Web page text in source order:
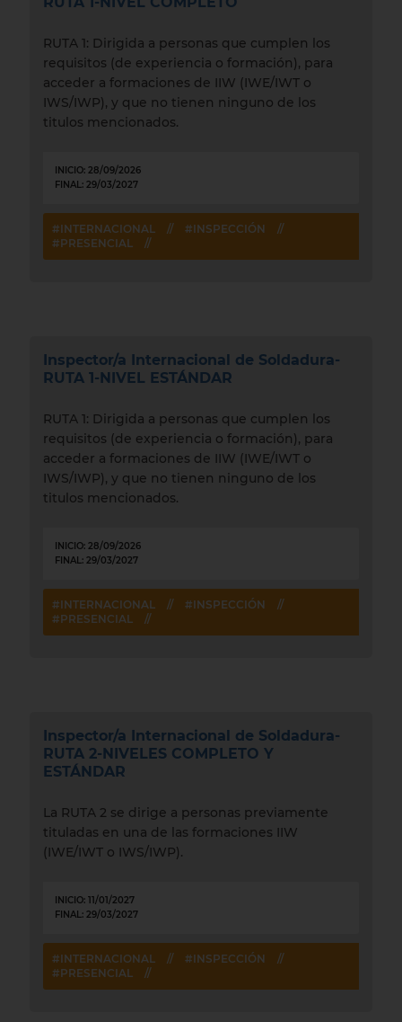
RUTA 1: Dirigida a personas que cumplen los
requisitos (de experiencia o formación), para
acceder a formaciones de IIW (IWE/IWT o
IWS/IWP), y que no tienen ninguno de los
titulos mencionados.
INICIO: 28/09/2026
FINAL: 29/03/2027
#INTERNACIONAL // #INSPECCIÓN
//
#PRESENCIAL
//
Inspector/a Internacional de Soldadura-
RUTA 1-NIVEL ESTÁNDAR
RUTA 1: Dirigida a personas que cumplen los
requisitos (de experiencia o formación), para
acceder a formaciones de IIW (IWE/IWT o
IWS/IWP), y que no tienen ninguno de los
titulos mencionados.
INICIO: 28/09/2026
FINAL: 29/03/2027
#INTERNACIONAL // #INSPECCIÓN
//
#PRESENCIAL
//
Inspector/a Internacional de Soldadura-
RUTA 2-NIVELES COMPLETO Y
ESTÁNDAR
La RUTA 2 se dirige a personas previamente
tituladas en una de las formaciones IIW
(IWE/IWT o IWS/IWP).
INICIO: 11/01/2027
FINAL: 29/03/2027
#INTERNACIONAL // #INSPECCIÓN
//
#PRESENCIAL
//